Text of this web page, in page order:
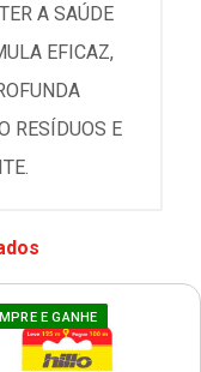
A SAÚDE
EFICAZ,
RESÍDUOS E
E GANHE